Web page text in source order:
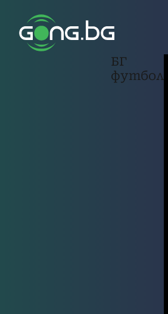
БГ
футбол